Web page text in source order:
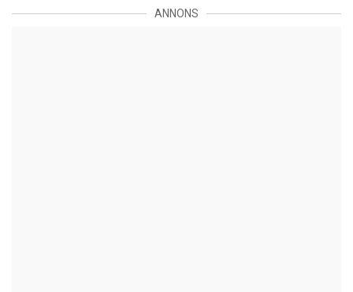
ANNONS